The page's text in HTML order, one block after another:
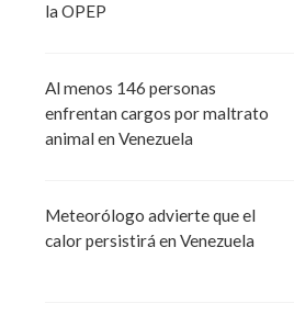
la OPEP
Al menos 146 personas
enfrentan cargos por maltrato
animal en Venezuela
Meteorólogo advierte que el
calor persistirá en Venezuela